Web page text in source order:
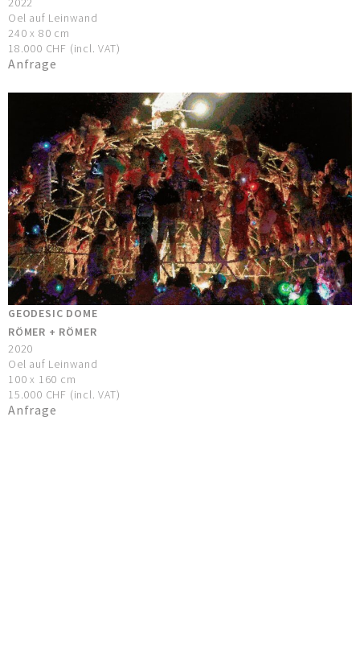
Oel auf Leinwand
240 x 80 cm
18.000 CHF (incl. VAT)
Anfrage
GEODESIC DOME
RÖMER + RÖMER
2020
Oel auf Leinwand
100 x 160 cm
15.000 CHF (incl. VAT)
Anfrage